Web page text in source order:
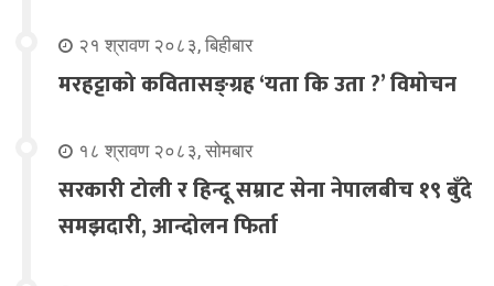
२१ श्रावण २०८३, बिहीबार
मरहट्टाको कवितासङ्ग्रह ‘यता कि उता ?’ विमोचन
१८ श्रावण २०८३, सोमबार
सरकारी टोली र हिन्दू सम्राट सेना नेपालबीच १९ बुँदे
समझदारी, आन्दोलन फिर्ता